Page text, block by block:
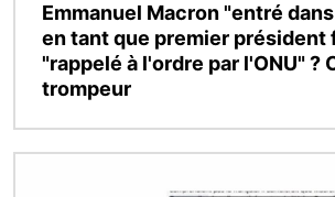
Emmanuel Macron "entré
en tant que premier président
"rappelé à l'ordre par l'ONU" ?
trompeur